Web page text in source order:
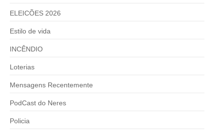
ELEICÕES 2026
Estilo de vida
INCÊNDIO
Loterias
Mensagens Recentemente
PodCast do Neres
Policia